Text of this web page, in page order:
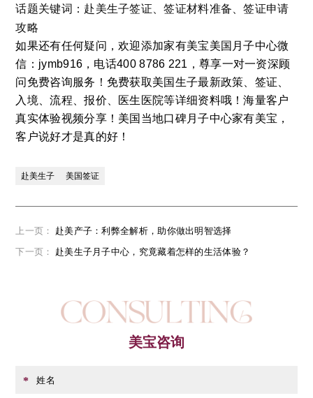
话题关键词：赴美生子签证、签证材料准备、签证申请
攻略
如果还有任何疑问，欢迎添加家有美宝美国月子中心微
信：jymb916，电话400 8786 221，尊享一对一资深顾
问免费咨询服务！免费获取美国生子最新政策、签证、
入境、流程、报价、医生医院等详细资料哦！海量客户
真实体验视频分享！美国当地口碑月子中心家有美宝，
客户说好才是真的好！
赴美生子 美国签证
上一页：
赴美产子：利弊全解析，助你做出明智选择
下一页：
赴美生子月子中心，究竟藏着怎样的生活体验？
美宝咨询
* 姓名